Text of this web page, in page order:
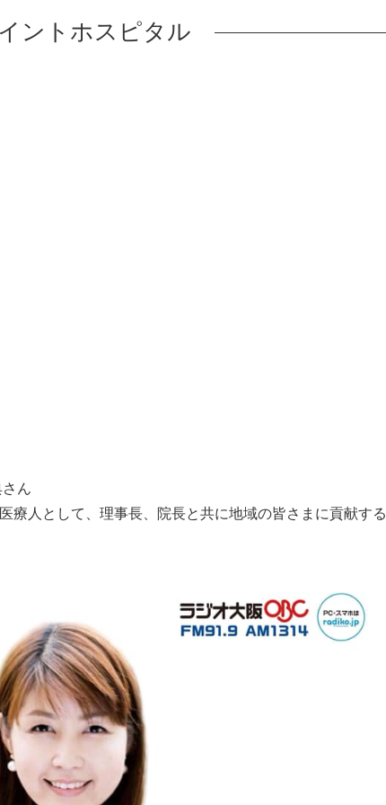
ントホスピタル
ん
療人として、理事長、院長と共に地域の皆さまに貢献する